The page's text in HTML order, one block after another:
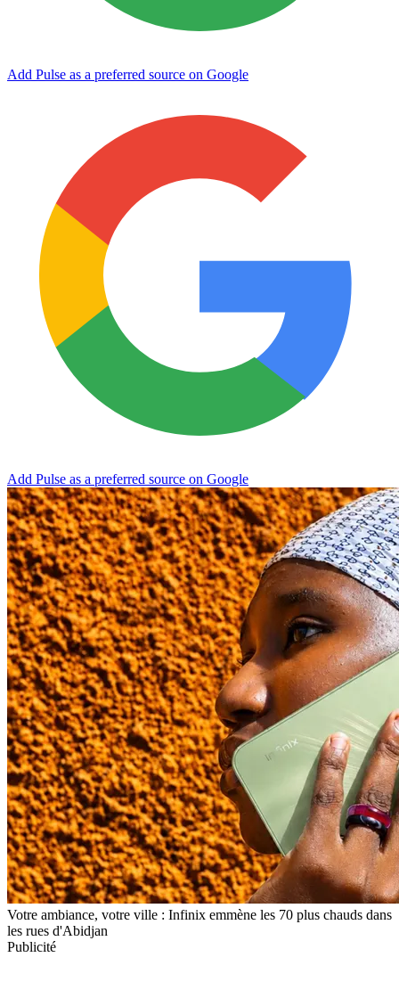
Add Pulse as a preferred source on Google
Add Pulse as a preferred source on Google
Votre ambiance, votre ville : Infinix emmène les 70 plus chauds dans
les rues d'Abidjan
Publicité